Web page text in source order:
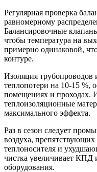
Регулярная проверка
равномерному
Балансировочные
чтобы температура на
примерно одинаковой,
контуре.
Изоляция трубопроводов
теплопотери на 10-15 %,
помещениях и проходах.
теплоизоляционные
максимального эффекта.
Раз в сезон следует
воздуха,
теплоносителя и
чистка увеличивает КПД
оборудования.